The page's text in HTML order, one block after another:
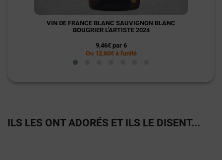
VIN DE FRANCE BLANC SAUVIGNON BLANC
BOUGRIER L’ARTISTE 2024
9,46€ par 6
Ou 12,60€ à l'unité
ILS LES ONT ADORÉS ET ILS LE DISENT...